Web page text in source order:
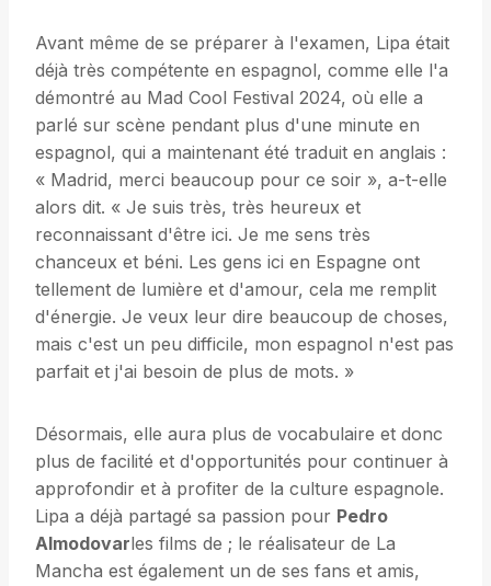
Avant même de se préparer à l'examen, Lipa était
déjà très compétente en espagnol, comme elle l'a
démontré au Mad Cool Festival 2024, où elle a
parlé sur scène pendant plus d'une minute en
espagnol, qui a maintenant été traduit en anglais :
« Madrid, merci beaucoup pour ce soir », a-t-elle
alors dit. « Je suis très, très heureux et
reconnaissant d'être ici. Je me sens très
chanceux et béni. Les gens ici en Espagne ont
tellement de lumière et d'amour, cela me remplit
d'énergie. Je veux leur dire beaucoup de choses,
mais c'est un peu difficile, mon espagnol n'est pas
parfait et j'ai besoin de plus de mots. »
Désormais, elle aura plus de vocabulaire et donc
plus de facilité et d'opportunités pour continuer à
approfondir et à profiter de la culture espagnole.
Lipa a déjà partagé sa passion pour Pedro
Almodovarles films de ; le réalisateur de La
Mancha est également un de ses fans et amis,